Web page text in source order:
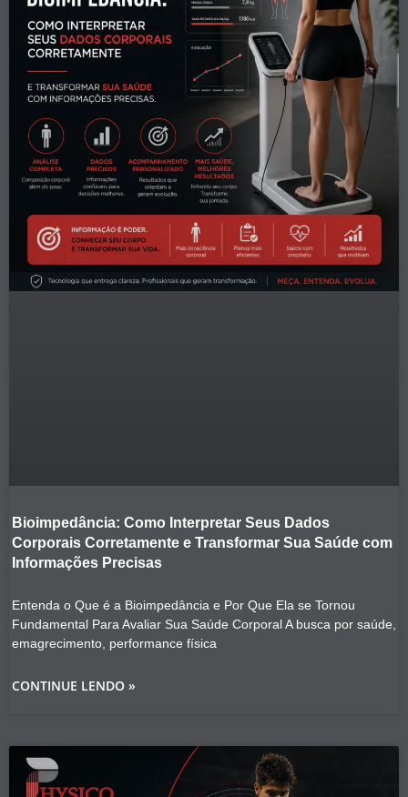
Bioimpedância: Como Interpretar Seus Dados
Corporais Corretamente e Transformar Sua Saúde com
Informações Precisas
Entenda o Que é a Bioimpedância e Por Que Ela se Tornou
Fundamental Para Avaliar Sua Saúde Corporal A busca por saúde,
emagrecimento, performance física
CONTINUE LENDO »